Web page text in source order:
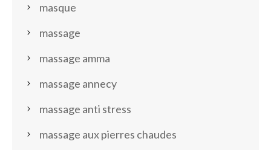
masque
massage
massage amma
massage annecy
massage anti stress
massage aux pierres chaudes